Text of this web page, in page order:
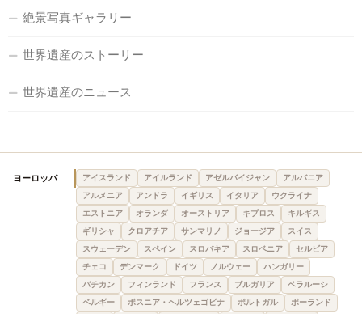
絶景写真ギャラリー
世界遺産のストーリー
世界遺産のニュース
ヨーロッパ アイスランド アイルランド アゼルバイジャン
アルバニア
アルメニア
アンドラ イギリス イタリア
ウクライナ
エストニア
オランダ オーストリア キプロス
キルギス
ギリシャ
クロアチア サンマリノ ジョージア
スイス
スウェーデン
スペイン スロバキア スロベニア
セルビア
チェコ
デンマーク ドイツ ノルウェー
ハンガリー
バチカン
フィンランド フランス ブルガリア
ベラルーシ
ベルギー
ボスニア・ヘルツェゴビナ ポルトガル
ポーランド